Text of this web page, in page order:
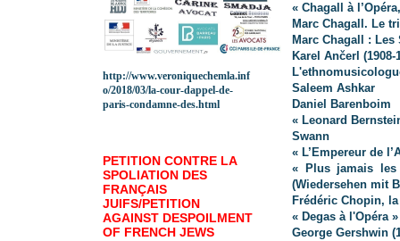
« Chagall à
Marc Chagall. Le
Marc Chagall :
Karel Ančerl
Saleem Ashkar
Daniel Barenboim
« Leonard
Swann
« L’Empereur de
« Plus jamais les
(Wiedersehen mit
Frédéric Chopin,
« Degas à l'Opéra
George Gershwin
http://www.veroniquechemla.inf
o/2018/03/la-cour-dappel-de-
paris-condamne-des.html
PETITION CONTRE LA
SPOLIATION DES
FRANÇAIS
JUIFS/PETITION
AGAINST DESPOILMENT
OF FRENCH JEWS